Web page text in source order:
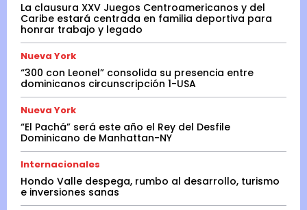
La clausura XXV Juegos Centroamericanos y del
Caribe estará centrada en familia deportiva para
honrar trabajo y legado
Nueva York
“300 con Leonel” consolida su presencia entre
dominicanos circunscripción 1-USA
Nueva York
“El Pachá” será este año el Rey del Desfile
Dominicano de Manhattan-NY
Internacionales
Hondo Valle despega, rumbo al desarrollo, turismo
e inversiones sanas